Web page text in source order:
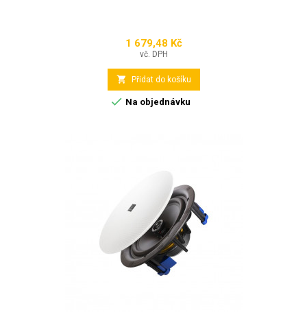
Cena
1 679,48 Kč
vč. DPH
 Přidat do košíku
 Na objednávku